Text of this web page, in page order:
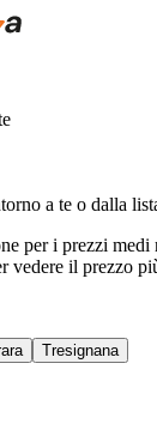
a te o dalla
per i prezzi
vedere il prezzo
Tresignana